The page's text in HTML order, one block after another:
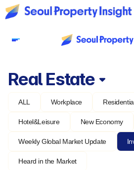
Real Estate
ALL Workplace
Hotel&Leisure New Economy
Weekly Global Market Update
Heard in the Market